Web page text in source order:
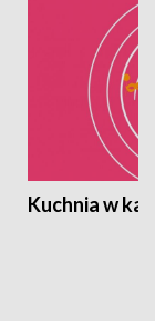
Kuchnia w